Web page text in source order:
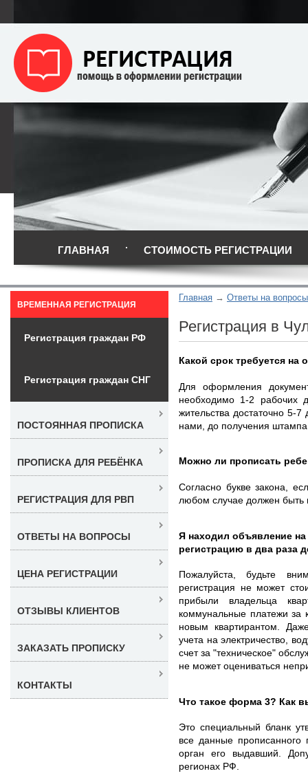
ГЛАВНАЯ СТОИМОСТЬ РЕГИСТРАЦИИ
Главная Ответы на
Регистрация в
Какой срок требуется на
Для оформления
необходимо 1-2 рабочих
жительства достаточно 5-
нами, до получения
Можно ли прописать
Согласно букве закона,
любом случае должен быть
Я находил объявление
регистрацию в два раза
Пожалуйста, будьте
регистрация не может
прибыли владельца
коммунальные платежи за
новым квартирантом.
учета на электричество,
счет за "техническое"
не может оцениваться
Что такое форма 3? Как
Это специальный бланк
все данные прописанного
орган его выдавший.
регионах РФ.
ВРЕМЕННАЯ РЕГИСТРАЦИЯ
Регистрация граждан РФ
Регистрация граждан СНГ
ПОСТОЯННАЯ ПРОПИСКА
ПРОПИСКА ДЛЯ РЕБЁНКА
РЕГИСТРАЦИЯ ДЛЯ РВП
ОТВЕТЫ НА ВОПРОСЫ
ЦЕНА РЕГИСТРАЦИИ
ОТЗЫВЫ КЛИЕНТОВ
ЗАКАЗАТЬ ПРОПИСКУ
КОНТАКТЫ